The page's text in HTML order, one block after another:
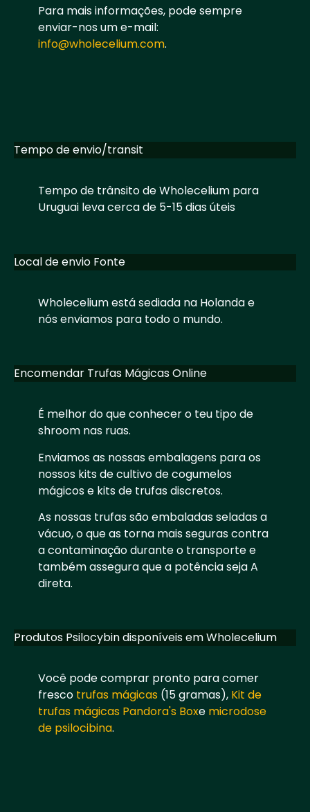
Para mais informações, pode sempre
enviar-nos um e-mail:
info@wholecelium.com.
Tempo de envio/transit
Tempo de trânsito de Wholecelium para
Uruguai leva cerca de 5-15 dias úteis
Local de envio Fonte
Wholecelium está sediada na Holanda e
nós enviamos para todo o mundo.
Encomendar Trufas Mágicas Online
É melhor do que conhecer o teu tipo de
shroom nas ruas.
Enviamos as nossas embalagens para os
nossos kits de cultivo de cogumelos
mágicos e kits de trufas discretos.
As nossas trufas são embaladas seladas a
vácuo, o que as torna mais seguras contra
a contaminação durante o transporte e
também assegura que a potência seja A
direta.
Produtos Psilocybin disponíveis em Wholecelium
Você pode comprar pronto para comer
fresco trufas mágicas (15 gramas), Kit de
trufas mágicas Pandora's Boxe microdose
de psilocibina.